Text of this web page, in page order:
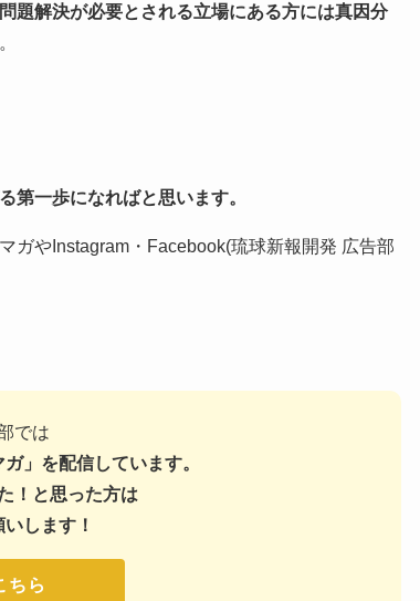
題解決が必要とされる立場にある方には真因分
第一歩になればと思います。
ガやInstagram・Facebook(琉球新報開発 広告部
では
」を配信しています。
！と思った方は
します！
ちら